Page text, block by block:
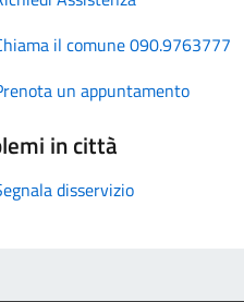
il comune 090.9763777
un appuntamento
in città
disservizio